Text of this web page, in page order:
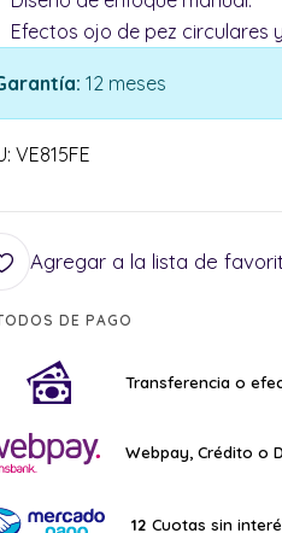
Efectos ojo de pez circulares
12 meses
VE815FE
Agregar a la lista de
DE PAGO
Transferencia o
Webpay, Crédito o
12 Cuotas sin